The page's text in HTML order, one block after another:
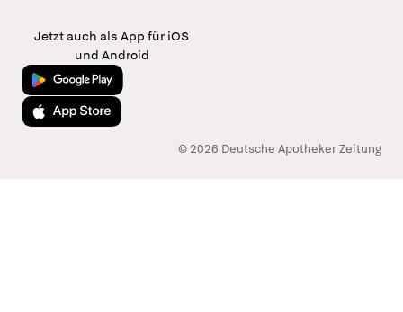
Jetzt auch als App für iOS
und Android
Jetzt bei Google Play
Laden im App Store
© 2026 Deutsche Apotheker Zeitung